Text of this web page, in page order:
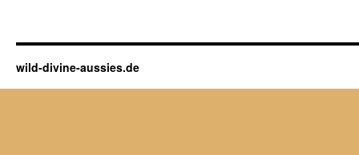
wild-divine-aussies.de